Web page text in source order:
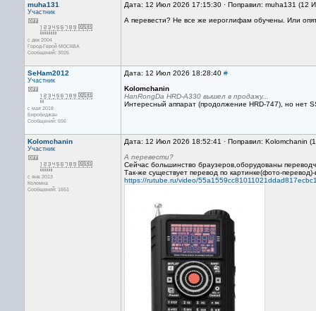
muha131
Участник
с дек 2004
Город-Герой МОСКВА
Сообщений: 3026
Дата: 12 Июл 2026 17:15:30 · Поправил: muha131 (12
А перевести? Не все же иероглифам обучены. Или
SeHam2012
Участник
с мая 2018
Биробиджан
Сообщений: 656
Дата: 12 Июл 2026 18:28:40 #
Kolomchanin
HanRongDa HRD-A330 вышел в продажу...
Интересный аппарат (продолжение HRD-747), но нет
Kolomchanin
Участник
с янв 2013
Коломна
Сообщений: 1651
Дата: 12 Июл 2026 18:52:41 · Поправил: Kolomchanin
А перевести?
Сейчас большинство браузеров,оборудованы
Так-же существует перевод по картинке(фото-
https://rutube.ru/video/